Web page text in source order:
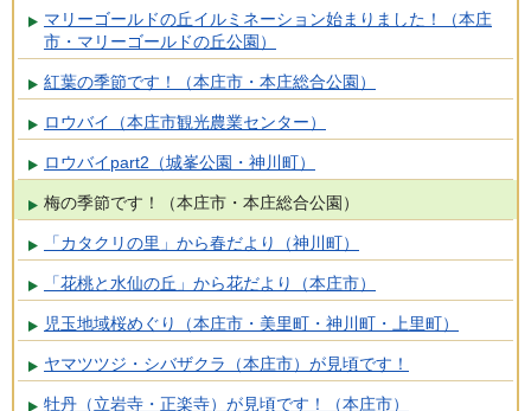
マリーゴールドの丘イルミネーション始まりました！（本庄
市・マリーゴールドの丘公園）
紅葉の季節です！（本庄市・本庄総合公園）
ロウバイ（本庄市観光農業センター）
ロウバイpart2（城峯公園・神川町）
梅の季節です！（本庄市・本庄総合公園）
「カタクリの里」から春だより（神川町）
「花桃と水仙の丘」から花だより（本庄市）
児玉地域桜めぐり（本庄市・美里町・神川町・上里町）
ヤマツツジ・シバザクラ（本庄市）が見頃です！
牡丹（立岩寺・正楽寺）が見頃です！（本庄市）